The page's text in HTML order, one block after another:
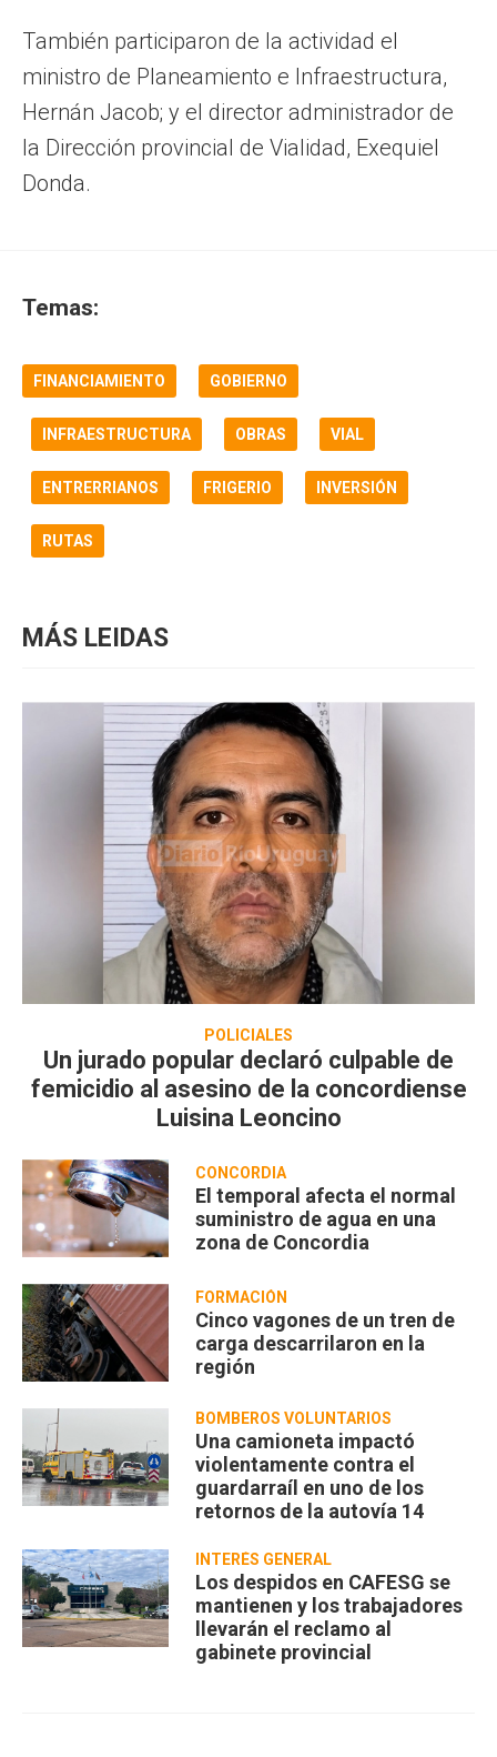
También participaron de la actividad el
ministro de Planeamiento e Infraestructura,
Hernán Jacob; y el director administrador de
la Dirección provincial de Vialidad, Exequiel
Donda.
Temas:
FINANCIAMIENTO GOBIERNO
INFRAESTRUCTURA OBRAS VIAL
ENTRERRIANOS FRIGERIO INVERSIÓN
RUTAS
MÁS LEIDAS
POLICIALES
Un jurado popular declaró culpable de
femicidio al asesino de la concordiense
Luisina Leoncino
CONCORDIA
El temporal afecta el normal
suministro de agua en una
zona de Concordia
FORMACIÓN
Cinco vagones de un tren de
carga descarrilaron en la
región
BOMBEROS VOLUNTARIOS
Una camioneta impactó
violentamente contra el
guardarraíl en uno de los
retornos de la autovía 14
INTERÉS GENERAL
Los despidos en CAFESG se
mantienen y los trabajadores
llevarán el reclamo al
gabinete provincial